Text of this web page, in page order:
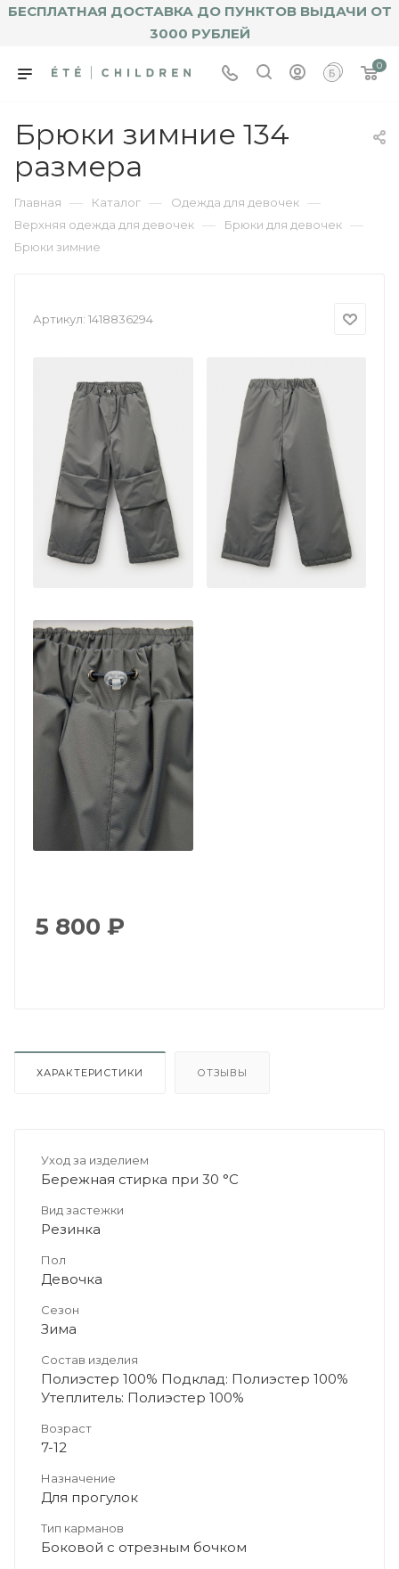
БЕСПЛАТНАЯ ДОСТАВКА ДО ПУНКТОВ ВЫДАЧИ ОТ
3000 РУБЛЕЙ
0
Брюки зимние 134
размера
Главная — Каталог — Одежда для девочек —
Верхняя одежда для девочек — Брюки для девочек —
Брюки зимние
Артикул: 1418836294
5 800 ₽
ХАРАКТЕРИСТИКИ ОТЗЫВЫ
Уход за изделием
Бережная стирка при 30 °C
Вид застежки
Резинка
Пол
Девочка
Сезон
Зима
Состав изделия
Полиэстер 100% Подклад: Полиэстер 100%
Утеплитель: Полиэстер 100%
Возраст
7-12
Назначение
Для прогулок
Тип карманов
Боковой с отрезным бочком